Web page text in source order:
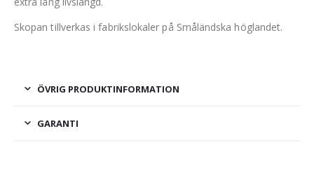
Skopan tillverkas i fabrikslokaler på Småländska höglandet.
ÖVRIG PRODUKTINFORMATION
GARANTI